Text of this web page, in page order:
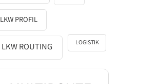
LKW PROFIL
LKW ROUTING LOGISTIK